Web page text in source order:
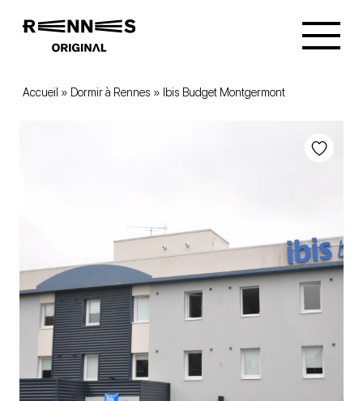
Accueil » Dormir à Rennes » Ibis Budget Montgermont